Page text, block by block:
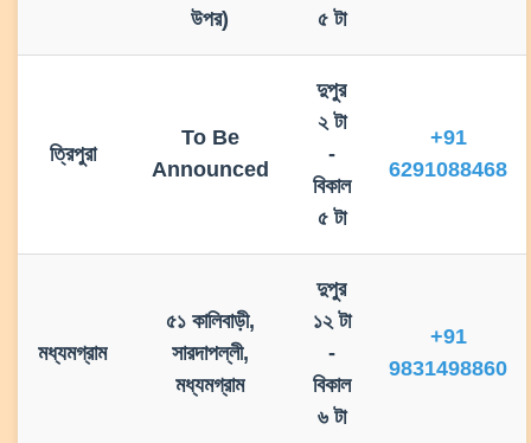
উপর) ৫ টা
ত্রিপুরা
To Be
Announced
দুপুর
২ টা
-
বিকাল
৫ টা
+91
6291088468
মধ্যমগ্রাম
৫১ কালিবাড়ী,
সারদাপল্লী,
মধ্যমগ্রাম
দুপুর
১২ টা
-
বিকাল
৬ টা
+91
9831498860